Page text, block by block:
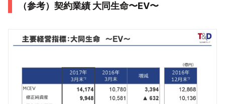
（参考）契約業績 大同生命〜EV〜